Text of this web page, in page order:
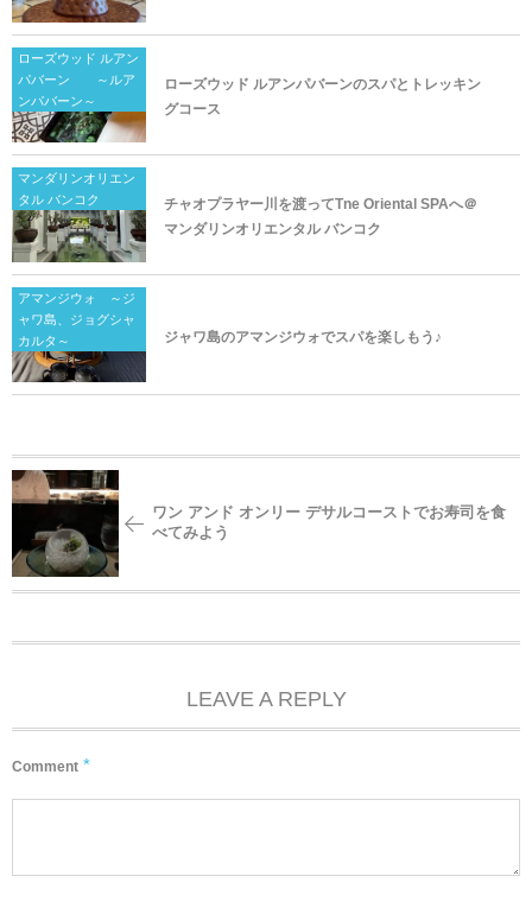
ローズウッド ルアン
パバーン ～ルア
ンパバーン～
ローズウッド ルアンパバーンのスパとトレッキン
グコース
マンダリンオリエン
タル バンコク
チャオプラヤー川を渡ってTne Oriental SPAへ＠
マンダリンオリエンタル バンコク
アマンジウォ ～ジ
ャワ島、ジョグシャ
カルタ～
ジャワ島のアマンジウォでスパを楽しもう♪
ワン アンド オンリー デサルコーストでお寿司を食
べてみよう
LEAVE A REPLY
Comment *